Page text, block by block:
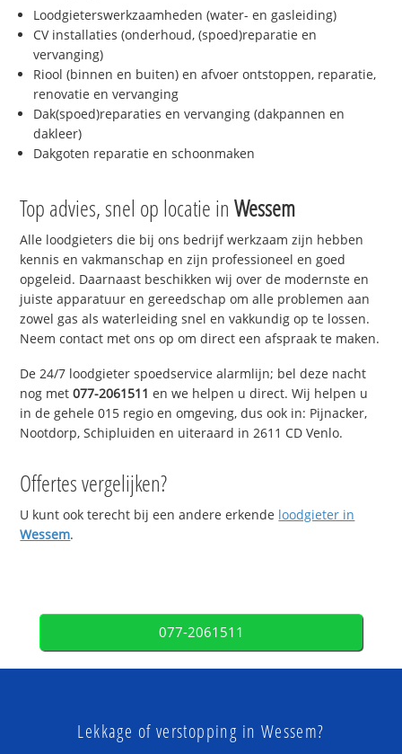
Loodgieterswerkzaamheden (water- en gasleiding)
CV installaties (onderhoud, (spoed)reparatie en
vervanging)
Riool (binnen en buiten) en afvoer ontstoppen, reparatie,
renovatie en vervanging
Dak(spoed)reparaties en vervanging (dakpannen en
dakleer)
Dakgoten reparatie en schoonmaken
Top advies, snel op locatie inWessem
Alle loodgieters die bij ons bedrijf werkzaam zijn hebben
kennis en vakmanschap en zijn professioneel en goed
opgeleid. Daarnaast beschikken wij over de modernste en
juiste apparatuur en gereedschap om alle problemen aan
zowel gas als waterleiding snel en vakkundig op te lossen.
Neem contact met ons op om direct een afspraak te maken.
De 24/7 loodgieter spoedservice alarmlijn; bel deze nacht
nog met077-2061511 en we helpen u direct. Wij helpen u
in de gehele 015 regio en omgeving, dus ook in: Pijnacker,
Nootdorp, Schipluiden en uiteraard in 2611 CD Venlo.
Offertes vergelijken?
U kunt ook terecht bij een andere erkende loodgieter in
Wessem.
077-2061511
Lekkage of verstopping in Wessem?